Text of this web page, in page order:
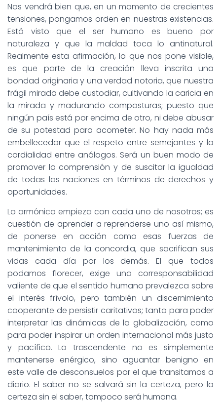
Nos vendrá bien que, en un momento de crecientes
tensiones, pongamos orden en nuestras existencias.
Está visto que el ser humano es bueno por
naturaleza y que la maldad toca lo antinatural.
Realmente esta afirmación, lo que nos pone visible,
es que parte de la creación lleva inscrita una
bondad originaria y una verdad notoria, que nuestra
frágil mirada debe custodiar, cultivando la caricia en
la mirada y madurando composturas; puesto que
ningún país está por encima de otro, ni debe abusar
de su potestad para acometer. No hay nada más
embellecedor que el respeto entre semejantes y la
cordialidad entre análogos. Será un buen modo de
promover la comprensión y de suscitar la igualdad
de todas las naciones en términos de derechos y
oportunidades.
Lo armónico empieza con cada uno de nosotros; es
cuestión de aprender a reprenderse uno así mismo,
de ponerse en acción como esas fuerzas de
mantenimiento de la concordia, que sacrifican sus
vidas cada día por los demás. El que todos
podamos florecer, exige una corresponsabilidad
valiente de que el sentido humano prevalezca sobre
el interés frívolo, pero también un discernimiento
cooperante de persistir caritativos; tanto para poder
interpretar las dinámicas de la globalización, como
para poder inspirar un orden internacional más justo
y pacífico. Lo trascendente no es simplemente
mantenerse enérgico, sino aguantar benigno en
este valle de desconsuelos por el que transitamos a
diario. El saber no se salvará sin la certeza, pero la
certeza sin el saber, tampoco será humana.